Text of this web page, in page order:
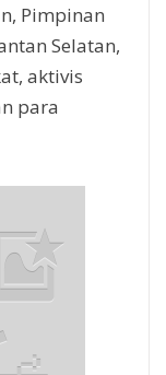
Pimpinan
Selatan,
aktivis
para